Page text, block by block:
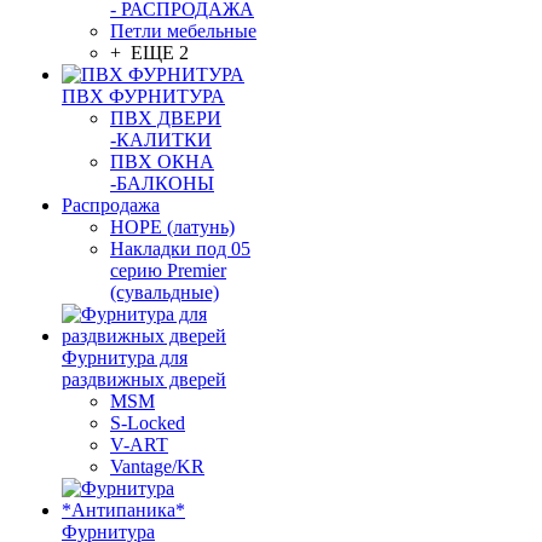
- РАСПРОДАЖА
Петли мебельные
+ ЕЩЕ 2
ПВХ ФУРНИТУРА
ПВХ ДВЕРИ
-КАЛИТКИ
ПВХ ОКНА
-БАЛКОНЫ
Распродажа
HOPE (латунь)
Накладки под 05
серию Premier
(сувальдные)
Фурнитура для
раздвижных дверей
MSM
S-Locked
V-ART
Vantage/KR
Фурнитура